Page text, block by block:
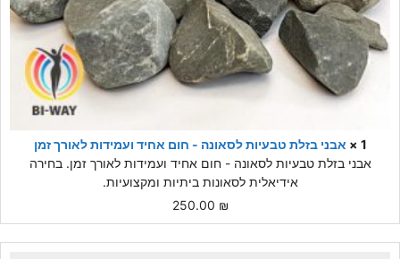
1 ×
אבני בזלת טבעיות לסאונה - חום אחיד ועמידות לאורך זמן
אבני בזלת טבעיות לסאונה - חום אחיד ועמידות לאורך זמן. בחירה
אידיאלית לסאונות ביתיות ומקצועיות.
250.00 ₪